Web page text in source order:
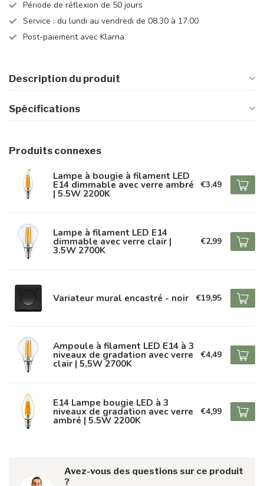
Période de réflexion de 50 jours
Service : du lundi au vendredi de 08.30 à 17.00
Post-paiement avec Klarna
Description du produit
Spécifications
Produits connexes
Lampe à bougie à filament LED
E14 dimmable avec verre ambré
| 5.5W 2200K
€3,49
Lampe à filament LED E14
dimmable avec verre clair |
3.5W 2700K
€2,99
Variateur mural encastré - noir €19,95
Ampoule à filament LED E14 à 3
niveaux de gradation avec verre
clair | 5,5W 2700K
€4,49
E14 Lampe bougie LED à 3
niveaux de gradation avec verre
ambré | 5.5W 2200K
€4,99
Avez-vous des questions sur ce produit
?